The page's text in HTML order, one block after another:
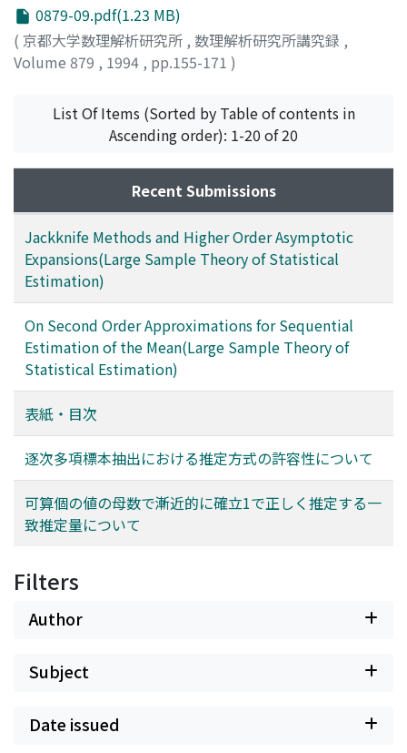
0879-09.pdf(1.23 MB)
( 京都大学数理解析研究所 , 数理解析研究所講究録 ,
Volume 879 , 1994 , pp.155-171 )
List Of Items (Sorted by Table of contents in
Ascending order): 1-20 of 20
Recent Submissions
Jackknife Methods and Higher Order Asymptotic
Expansions(Large Sample Theory of Statistical
Estimation)
On Second Order Approximations for Sequential
Estimation of the Mean(Large Sample Theory of
Statistical Estimation)
表紙・目次
逐次多項標本抽出における推定方式の許容性について
可算個の値の母数で漸近的に確立1で正しく推定する一
致推定量について
Filters
Author
Subject
Date issued